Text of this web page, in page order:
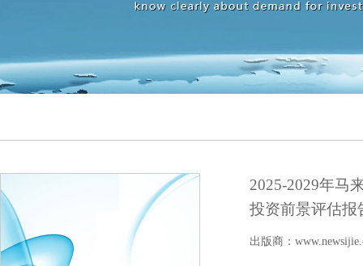
2025-2029年马
投资前景评估报
出版商：